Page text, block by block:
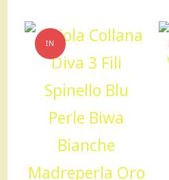
IN
OFFERTA!